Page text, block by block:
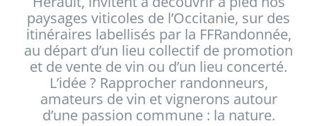
paysages viticoles de l’Occitanie, sur des
itinéraires labellisés par la FFRandonnée,
au départ d’un lieu collectif de promotion
et de vente de vin ou d’un lieu concerté.
L’idée ? Rapprocher randonneurs,
amateurs de vin et vignerons autour
d’une passion commune : la nature.